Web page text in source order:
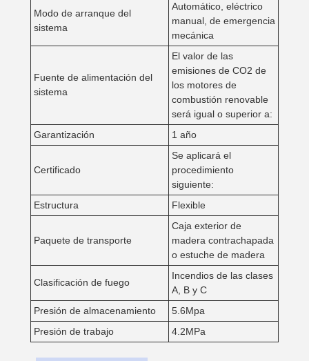
Modo de arranque del
sistema
Automático, eléctrico
manual, de emergencia
mecánica
Fuente de alimentación del
sistema
El valor de las
emisiones de CO2 de
los motores de
combustión renovable
será igual o superior a:
Garantización
1 año
Certificado
Se aplicará el
procedimiento
siguiente:
Estructura
Flexible
Paquete de transporte
Caja exterior de
madera contrachapada
o estuche de madera
Clasificación de fuego
Incendios de las clases
A, B y C
Presión de almacenamiento
5.6Mpa
Presión de trabajo
4.2MPa